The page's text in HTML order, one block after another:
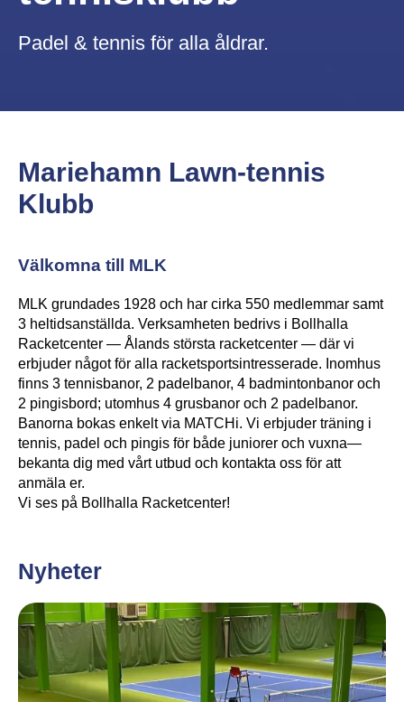
Padel & tennis för alla åldrar.
Mariehamn Lawn-tennis
Klubb
Välkomna till MLK
MLK grundades 1928 och har cirka 550 medlemmar samt
3 heltidsanställda. Verksamheten bedrivs i Bollhalla
Racketcenter — Ålands största racketcenter — där vi
erbjuder något för alla racketsportsintresserade. Inomhus
finns 3 tennisbanor, 2 padelbanor, 4 badmintonbanor och
2 pingisbord; utomhus 4 grusbanor och 2 padelbanor.
Banorna bokas enkelt via MATCHi. Vi erbjuder träning i
tennis, padel och pingis för både juniorer och vuxna—
bekanta dig med vårt utbud och kontakta oss för att
anmäla er.
Vi ses på Bollhalla Racketcenter!
Nyheter